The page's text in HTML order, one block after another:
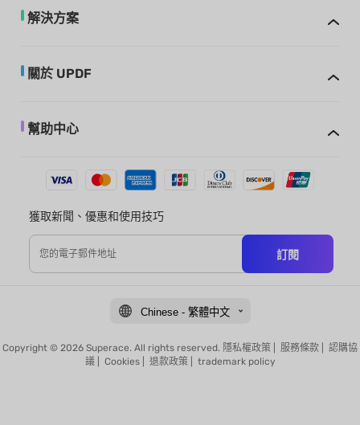
解決方案
關於 UPDF
幫助中心
獲取新聞、優惠和使用技巧
訂閱
Chinese - 繁體中文
Copyright © 2026 Superace. All rights reserved. 隱私權政策 服務條款
認購協
議| Cookies| 退款政策| trademark policy